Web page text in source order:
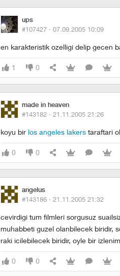
ups
#107427 · 07.09.2005 10:09
en karakteristik ozelligi delip gecen
1 0
made in heaven
#143182 · 21.11.2005 21:26
koyu bir los angeles lakers taraftari
0 0
angelus
#143186 · 21.11.2005 21:32
cevirdigi tum filmleri sorgusuz
muhabbeti guzel olanbilecek biridir,
raki icilebilecek biridir, oyle bir
0 0